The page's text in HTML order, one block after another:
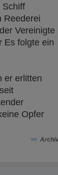
Schiff
Reederei
Vereinigte
Es folgte ein
er erlitten
Opfer
›››